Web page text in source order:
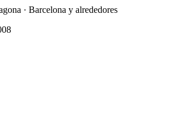
· Barcelona y alrededores